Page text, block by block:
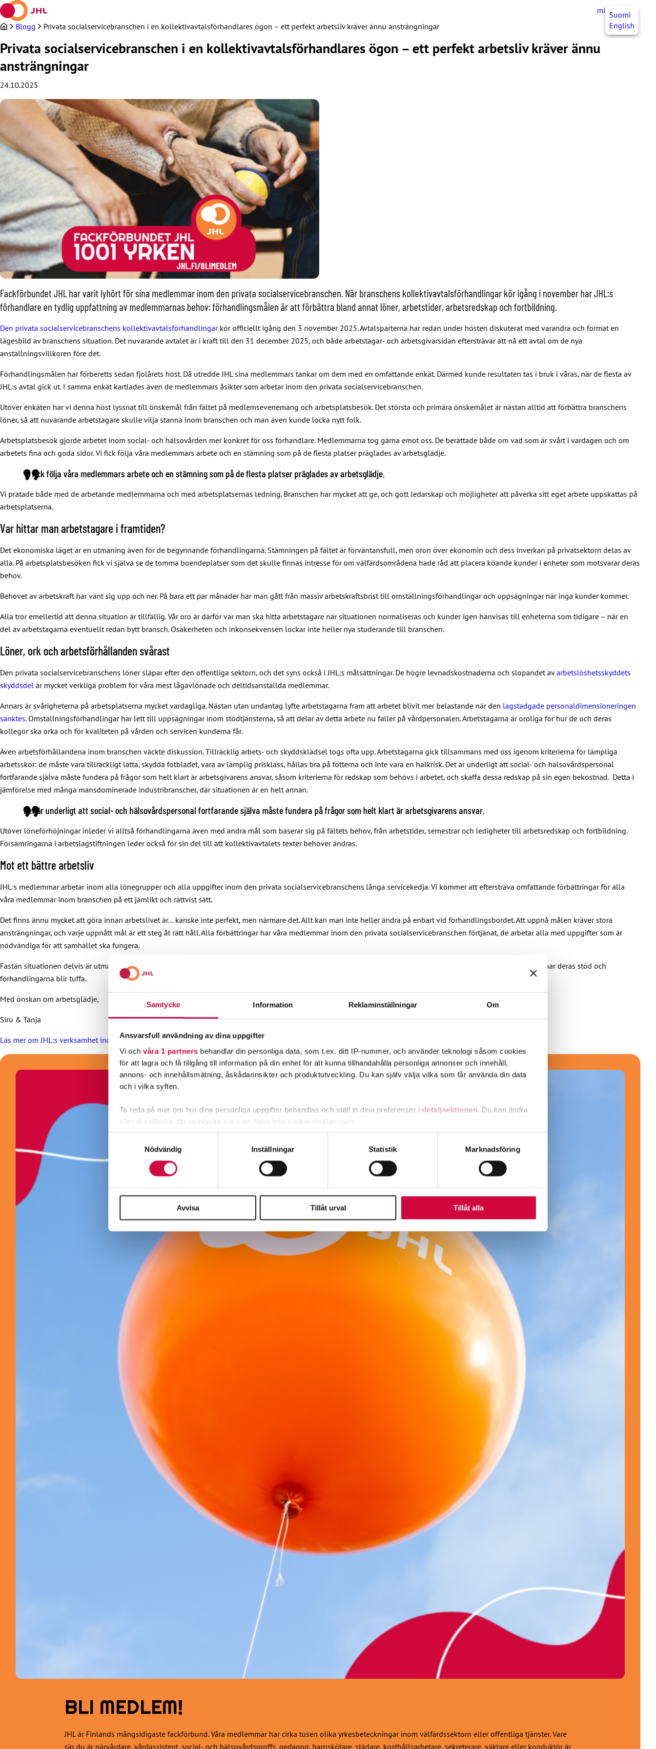
Samtycke Information Reklaminställningar Om
Ansvarsfull användning av dina uppgifter
Vi och våra 1 partners behandlar din personliga data, som t.ex. ditt IP-nummer, och använder teknologi såsom cookies
för att lagra och få tillgång till information på din enhet för att kunna tillhandahålla personliga annonser och innehåll,
annons- och innehållsmätning, åskådarinsikter och produktutveckling. Du kan själv välja vilka som får använda din data
och i vilka syften.
Ta reda på mer om hur dina personliga uppgifter behandlas och ställ in dina preferenser i detaljsektionen. Du kan ändra
eller dra tillbaka ditt samtycke när som helst från cookie-förklaringen.
Vi använder enhetsidentifierare för att anpassa innehållet och annonserna till användarna, tillhandahålla funktioner för
sociala medier och analysera vår trafik. Vi vidarebefordrar även sådana identifierare och annan information från din enhet
till de sociala medier och annons- och analysföretag som vi samarbetar med. Dessa kan i sin tur kombinera informationen
Nödvändig
Inställningar Statistik Marknadsföring
Avvisa Tillåt urval Tillåt alla
Hoppa
till
innehållet
mittJHL SV
Suomi
English
Blogg Privata socialservicebranschen i en kollektivavtalsförhandlares ögon – ett perfekt arbetsliv kräver ännu ansträngningar
Privata socialservicebranschen i en kollektivavtalsförhandlares ögon – ett perfekt arbetsliv kräver ännu
ansträngningar
24.10.2025
Fackförbundet JHL har varit lyhört för sina medlemmar inom den privata socialservicebranschen. När branschens kollektivavtalsförhandlingar kör igång i november har JHL:s
förhandlare en tydlig uppfattning av medlemmarnas behov: förhandlingsmålen är att förbättra bland annat löner, arbetstider, arbetsredskap och fortbildning.
Den privata socialservicebranschens kollektivavtalsförhandlingarkör officiellt igång den 3 november 2025. Avtalsparterna har redan under hösten diskuterat med varandra och format en
lägesbild av branschens situation. Det nuvarande avtalet är i kraft till den 31 december 2025, och både arbetstagar- och arbetsgivarsidan eftersträvar att nå ett avtal om de nya
anställningsvillkoren före det.
Förhandlingsmålen har förberetts sedan fjolårets höst. Då utredde JHL sina medlemmars tankar om dem med en omfattande enkät. Därmed kunde resultaten tas i bruk i våras, när de flesta av
JHL:s avtal gick ut. I samma enkät kartlades även de medlemmars åsikter som arbetar inom den privata socialservicebranschen.
Utöver enkäten har vi denna höst lyssnat till önskemål från fältet på medlemsevenemang och arbetsplatsbesök. Det största och primära önskemålet är nästan alltid att förbättra branschens
löner, så att nuvarande arbetstagare skulle vilja stanna inom branschen och man även kunde locka nytt folk.
Arbetsplatsbesök gjorde arbetet inom social- och hälsovården mer konkret för oss förhandlare. Medlemmarna tog gärna emot oss. De berättade både om vad som är svårt i vardagen och om
arbetets fina och goda sidor. Vi fick följa våra medlemmars arbete och en stämning som på de flesta platser präglades av arbetsglädje.
Vi fick följa våra medlemmars arbete och en stämning som på de flesta platser präglades av arbetsglädje.
Vi pratade både med de arbetande medlemmarna och med arbetsplatsernas ledning. Branschen har mycket att ge, och gott ledarskap och möjligheter att påverka sitt eget arbete uppskattas på
arbetsplatserna.
Var hittar man arbetstagare i framtiden?
Det ekonomiska läget är en utmaning även för de begynnande förhandlingarna. Stämningen på fältet är förväntansfull, men oron över ekonomin och dess inverkan på privatsektorn delas av
alla. På arbetsplatsbesöken fick vi själva se de tomma boendeplatser som det skulle finnas intresse för om välfärdsområdena hade råd att placera köande kunder i enheter som motsvarar deras
behov.
Behovet av arbetskraft har vänt sig upp och ner. På bara ett par månader har man gått från massiv arbetskraftsbrist till omställningsförhandlingar och uppsägningar när inga kunder kommer.
Alla tror emellertid att denna situation är tillfällig. Vår oro är därför var man ska hitta arbetstagare när situationen normaliseras och kunder igen hänvisas till enheterna som tidigare – när en
del av arbetstagarna eventuellt redan bytt bransch. Osäkerheten och inkonsekvensen lockar inte heller nya studerande till branschen.
Löner, ork och arbetsförhållanden svårast
Den privata socialservicebranschens löner släpar efter den offentliga sektorn, och det syns också i JHL:s målsättningar. De högre levnadskostnaderna och slopandet avarbetslöshetsskyddets
skyddsdel är mycket verkliga problem för våra mest lågavlönade och deltidsanställda medlemmar.
Annars är svårigheterna på arbetsplatserna mycket vardagliga. Nästan utan undantag lyfte arbetstagarna fram att arbetet blivit mer belastande när den lagstadgade personaldimensioneringen
sänktes. Omställningsförhandlingar har lett till uppsägningar inom stödtjänsterna, så att delar av detta arbete nu faller på vårdpersonalen. Arbetstagarna är oroliga för hur de och deras
kollegor ska orka och för kvaliteten på vården och servicen kunderna får.
Även arbetsförhållandena inom branschen väckte diskussion. Tillräcklig arbets- och skyddsklädsel togs ofta upp. Arbetstagarna gick tillsammans med oss igenom kriterierna för lämpliga
arbetsskor: de måste vara tillräckligt lätta, skydda fotbladet, vara av lämplig prisklass, hållas bra på fötterna och inte vara en halkrisk. Det är underligt att social- och hälsovårdspersonal
fortfarande själva måste fundera på frågor som helt klart är arbetsgivarens ansvar, såsom kriterierna för redskap som behövs i arbetet, och skaffa dessa redskap på sin egen bekostnad. Detta i
jämförelse med många mansdominerade industribranscher, där situationen är en helt annan.
Det är underligt att social- och hälsovårdspersonal fortfarande själva måste fundera på frågor som helt klart är arbetsgivarens ansvar.
Utöver löneförhöjningar inleder vi alltså förhandlingarna även med andra mål som baserar sig på fältets behov, från arbetstider, semestrar och ledigheter till arbetsredskap och fortbildning.
Försämringarna i arbetslagstiftningen leder också för sin del till att kollektivavtalets texter behöver ändras.
Mot ett bättre arbetsliv
JHL:s medlemmar arbetar inom alla lönegrupper och alla uppgifter inom den privata socialservicebranschens långa servicekedja. Vi kommer att eftersträva omfattande förbättringar för alla
våra medlemmar inom branschen på ett jämlikt och rättvist sätt.
Det finns ännu mycket att göra innan arbetslivet är… kanske inte perfekt, men närmare det. Allt kan man inte heller ändra på enbart vid förhandlingsbordet. Att uppnå målen kräver stora
ansträngningar, och varje uppnått mål är ett steg åt rätt håll. Alla förbättringar har våra medlemmar inom den privata socialservicebranschen förtjänat, de arbetar alla med uppgifter som är
nödvändiga för att samhället ska fungera.
Fastän situationen delvis är utmanande, är vi förhandlare inte nedslagna. Vi lovar att föra fram våra medlemmars röster vid förhandlingsbordet, medvetna om att vi har deras stöd och
förhandlingarna blir tuffa.
Med önskan om arbetsglädje,
Siru & Tanja
Läs mer om JHL:s verksamhet inom social- och hälsovårdsbranschen.
BLI MEDLEM!
JHL är Finlands mångsidigaste fackförbund. Våra medlemmar har cirka tusen olika yrkesbeteckningar inom välfärdssektorn eller offentliga tjänster. Vare
sig du är närvårdare, vårdassistent, social- och hälsovårdsproffs, pedagog, barnskötare, städare, kosthållsarbetare, sekreterare, väktare eller konduktör är